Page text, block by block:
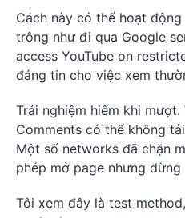
Cách này có thể hoạt
trông như đi qua Google
access YouTube on
đáng tin cho việc xem
Trải nghiệm hiếm khi
Comments có thể không
Một số networks đã chặn
phép mở page nhưng dừng
Tôi xem đây là test